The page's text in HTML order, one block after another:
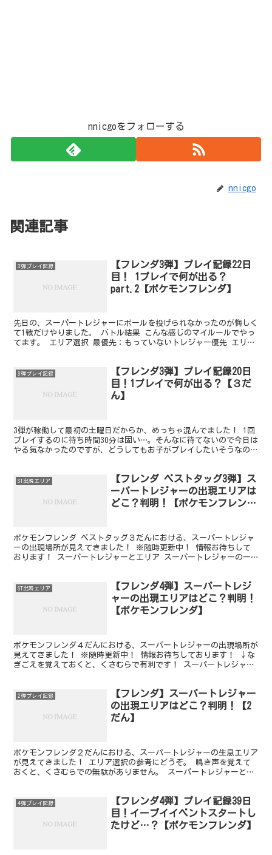
nnicgoをフォローする
nnicgo
関連記事
3弾プレイ記録
【フレンダ3弾】プレイ記録22日
目！ 1プレイで何が出る？
part.2【ポケモンフレンダ】
先日の、スーパートレジャーにボールを投げられなかったのが悔しく
て1戦だけやりました。 バトル結果 こんな感じのマイルールでやっ
てます。 エリア選択 最優先：もっていないトレジャー優先 エリア
3弾プレイ記録
【フレンダ3弾】プレイ記録20日
目！1プレイで何が出る？【３だ
ん】
3弾が稼働して最初の土曜日だからか、めっちゃ混んでました！ 1回
プレイするのに待ち時間30分は固い…。そんなに待てないので今日は
やる気なかったのですが、どうしてもお子がプレイしたいそうなので
ST出現エリア
【フレンダ ベストタッグ3弾】ス
ーパートレジャーの出現エリアは
どこ？判明！【ポケモンフレン
ポケモンフレンダ ベストタッグ３だんにおける、スーパートレジャ
ーの出現場所が見えてきました！ ※随時更新中！ 情報お待ちして
おります！ スーパートレジャーとエリア スーパートレジャーの一
ST出現エリア
【フレンダ4弾】スーパートレジ
ャーの出現エリアはどこ？判明！
【ポケモンフレンダ】
ポケモンフレンダ４だんにおける、スーパートレジャーの出現場所が
見えてきました！ ※随時更新中！ 情報お待ちしております！ ↓な
ぎごえを覚えておくと、くさむらで有利です！ スーパートレジャー
2弾プレイ記録
【フレンダ】スーパートレジャー
の出現エリアはどこ？判明！【2
だん】
ポケモンフレンダ２だんにおける、スーパートレジャーの生息エリア
が見えてきました！ エリア選択の参考にどうぞ。 鳴き声を覚えて
おくと、くさむらでの無駄がありません。 スーパートレジャーとエ
4弾プレイ記録
【フレンダ4弾】プレイ記録39日
目！イーブイイベントスタートし
たけど…？【ポケモンフレンダ】